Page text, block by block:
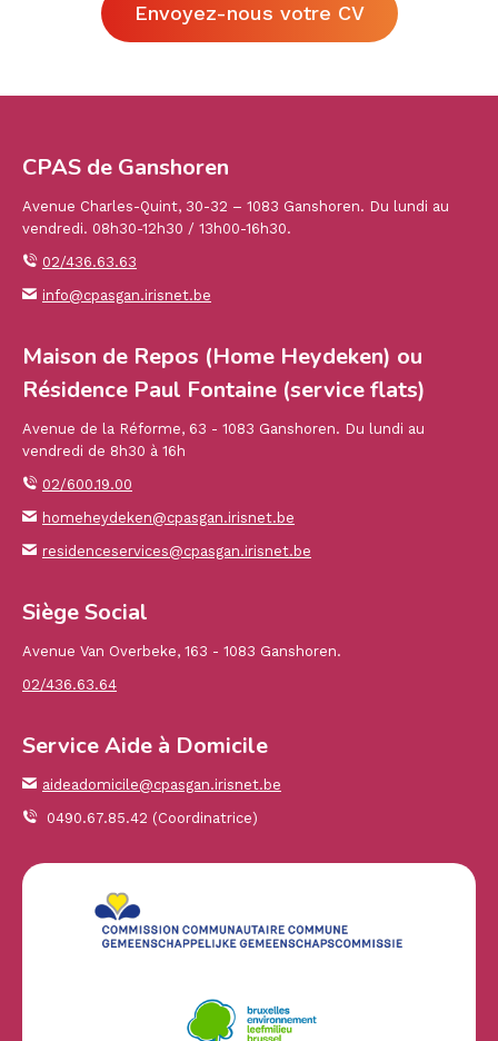
Envoyez-nous votre CV
CPAS de Ganshoren
Avenue Charles-Quint, 30-32 – 1083 Ganshoren. Du lundi au
vendredi. 08h30-12h30 / 13h00-16h30.
02/436.63.63
info@cpasgan.irisnet.be
Maison de Repos (Home Heydeken) ou
Résidence Paul Fontaine (service flats)
Avenue de la Réforme, 63 - 1083 Ganshoren. Du lundi au
vendredi de 8h30 à 16h
02/600.19.00
homeheydeken@cpasgan.irisnet.be
residenceservices@cpasgan.irisnet.be
Siège Social
Avenue Van Overbeke, 163 - 1083 Ganshoren.
02/436.63.64
Service Aide à Domicile
aideadomicile@cpasgan.irisnet.be
0490.67.85.42 (Coordinatrice)